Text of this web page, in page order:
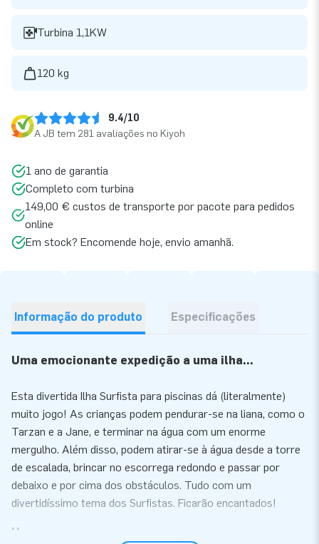
Turbina 1,1KW
120 kg
9.4/10
A JB tem 281 avaliações no Kiyoh
1 ano de garantia
Completo com turbina
149,00 € custos de transporte por pacote para pedidos
online
Em stock? Encomende hoje, envio amanhã.
Informação do produto Especificações
Uma emocionante expedição a uma ilha...
Esta divertida Ilha Surfista para piscinas dá (literalmente)
muito jogo! As crianças podem pendurar-se na liana, como o
Tarzan e a Jane, e terminar na água com um enorme
mergulho. Além disso, podem atirar-se à água desde a torre
de escalada, brincar no escorrega redondo e passar por
debaixo e por cima dos obstáculos. Tudo com um
divertidíssimo tema dos Surfistas. Ficarão encantados!
Uso seguro